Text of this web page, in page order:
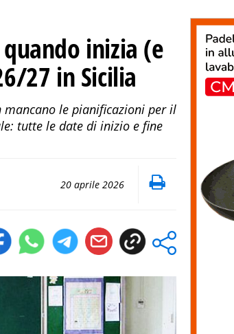
inizia (e
27 in Sicilia
mancano le pianificazioni per il
tutte le date di inizio e fine
20 aprile 2026